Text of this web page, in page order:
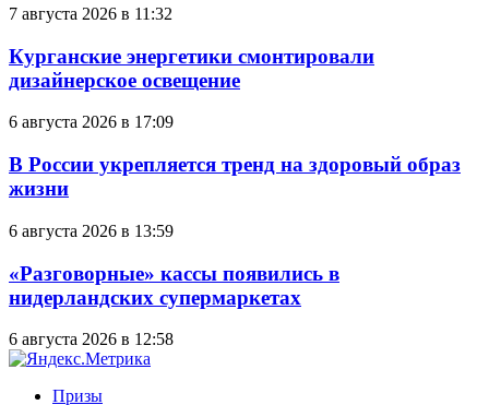
7 августа 2026 в 11:32
Курганские энергетики смонтировали
дизайнерское освещение
6 августа 2026 в 17:09
В России укрепляется тренд на здоровый образ
жизни
6 августа 2026 в 13:59
«Разговорные» кассы появились в
нидерландских супермаркетах
6 августа 2026 в 12:58
Призы